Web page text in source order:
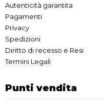
Autenticità garantita
Pagamenti
Privacy
Spedizioni
Diritto di recesso e Resi
Termini Legali
Punti vendita